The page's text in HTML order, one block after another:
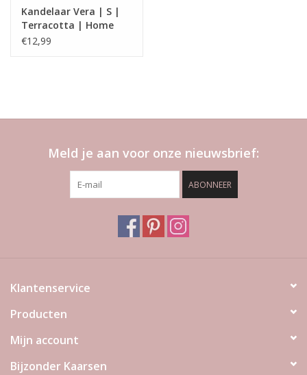
Merken
Kandelaar Vera | S |
Terracotta | Home
Society
€12,99
Meld je aan voor onze nieuwsbrief:
ABONNEER
Klantenservice
Producten
Mijn account
Bijzonder Kaarsen